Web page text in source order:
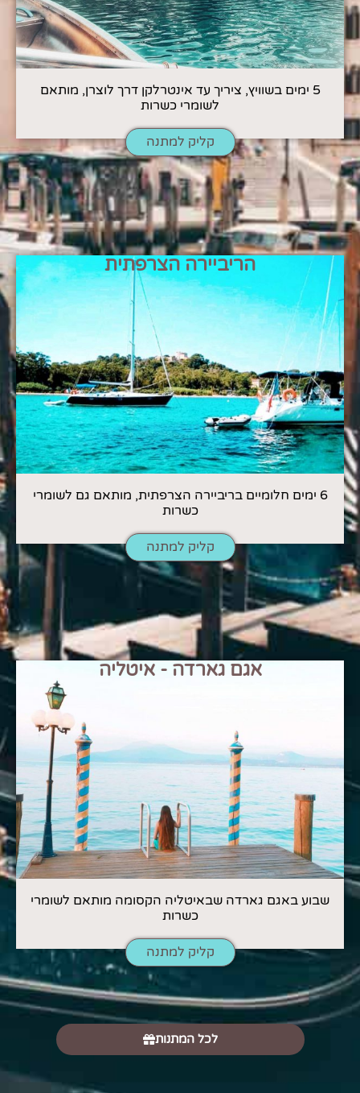
5 ימים בשוויץ, ציריך עד אינטרלקן דרך לוצרן, מותאם
לשומרי כשרות
קליק למתנה
הריביירה הצרפתית
6 ימים חלומיים בריביירה הצרפתית, מותאם גם לשומרי
כשרות
קליק למתנה
אגם גארדה - איטליה
שבוע באגם גארדה שבאיטליה הקסומה מותאם לשומרי
כשרות
קליק למתנה
לכל המתנות